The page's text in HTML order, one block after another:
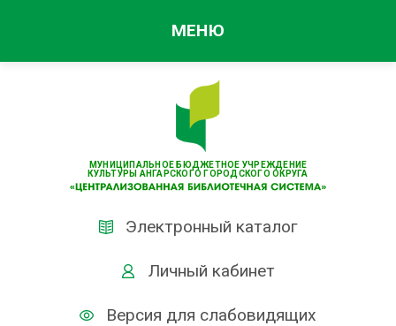
МУНИЦИПАЛЬНОЕ БЮДЖЕТНОЕ УЧРЕЖДЕНИЕ
КУЛЬТУРЫ АНГАРСКОГО ГОРОДСКОГО ОКРУГА
Электронный каталог
Личный кабинет
Версия для слабовидящих
МЕНЮ